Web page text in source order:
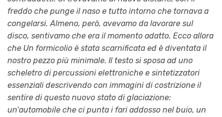
freddo che punge il naso e tutto intorno che tornava a
congelarsi. Almeno, però, avevamo da lavorare sul
disco, sentivamo che era il momento adatto. Ecco allora
che Un formicolio è stata scarnificata ed è diventata il
nostro pezzo più minimale. Il testo si sposa ad uno
scheletro di percussioni elettroniche e sintetizzatori
essenziali descrivendo con immagini di costrizione il
sentire di questo nuovo stato di glaciazione:
un’automobile che ci punta i fari addosso nel buio, un